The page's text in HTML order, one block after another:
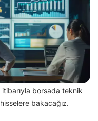
borsada teknik
bakacağız.